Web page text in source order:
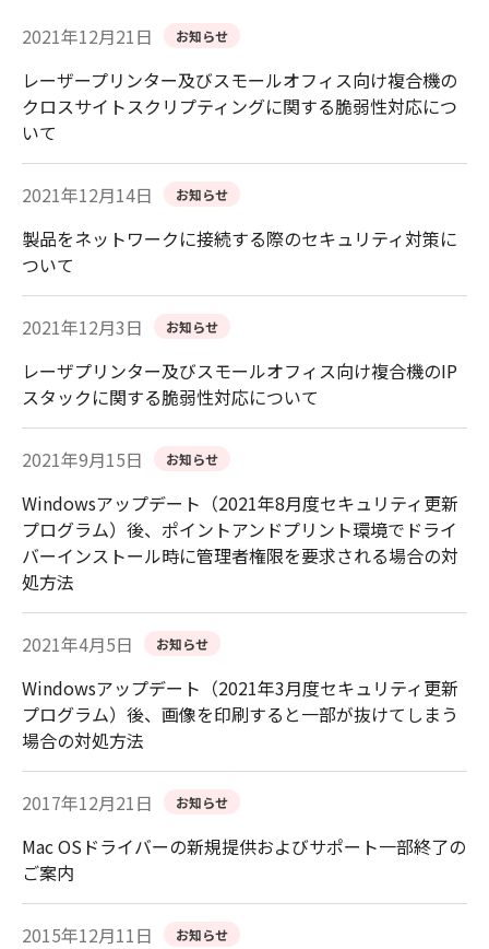
2021年12月21日 お知らせ
レーザープリンター及びスモールオフィス向け複合機の
クロスサイトスクリプティングに関する脆弱性対応につ
いて
2021年12月14日 お知らせ
製品をネットワークに接続する際のセキュリティ対策に
ついて
2021年12月3日 お知らせ
レーザプリンター及びスモールオフィス向け複合機のIP
スタックに関する脆弱性対応について
2021年9月15日 お知らせ
Windowsアップデート（2021年8月度セキュリティ更新
プログラム）後、ポイントアンドプリント環境でドライ
バーインストール時に管理者権限を要求される場合の対
処方法
2021年4月5日 お知らせ
Windowsアップデート（2021年3月度セキュリティ更新
プログラム）後、画像を印刷すると一部が抜けてしまう
場合の対処方法
2017年12月21日 お知らせ
Mac OSドライバーの新規提供およびサポート一部終了の
ご案内
2015年12月11日 お知らせ